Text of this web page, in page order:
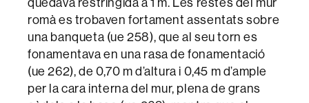
romà es trobaven fortament assentats sobre
una banqueta (ue 258), que al seu torn es
fonamentava en una rasa de fonamentació
(ue 262), de 0,70 m d’altura i 0,45 m d’ample
per la cara interna del mur, plena de grans